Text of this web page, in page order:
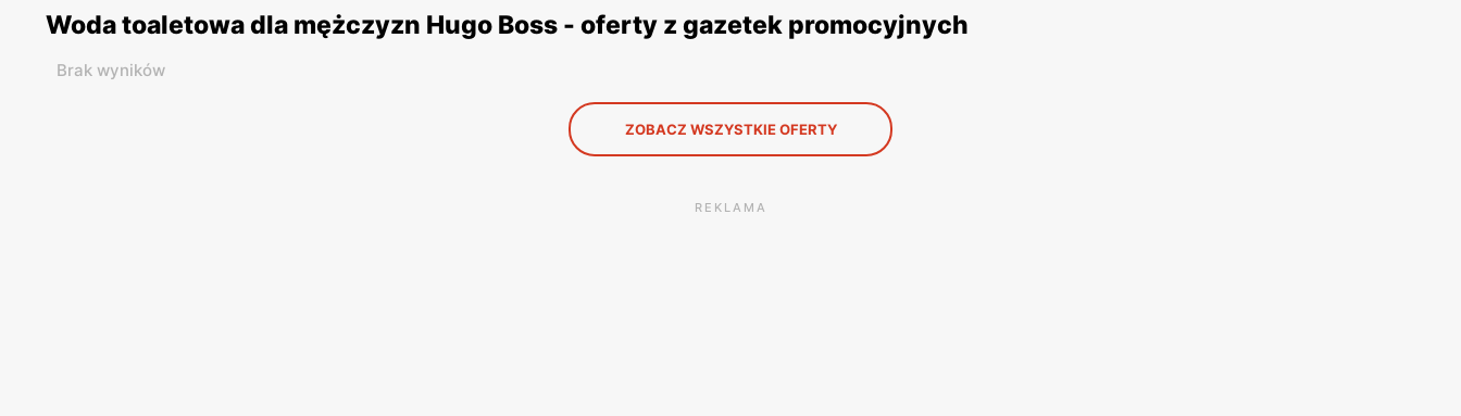
Woda toaletowa dla mężczyzn Hugo Boss - oferty z gazetek promocyjnych
Brak wyników
ZOBACZ WSZYSTKIE OFERTY
REKLAMA